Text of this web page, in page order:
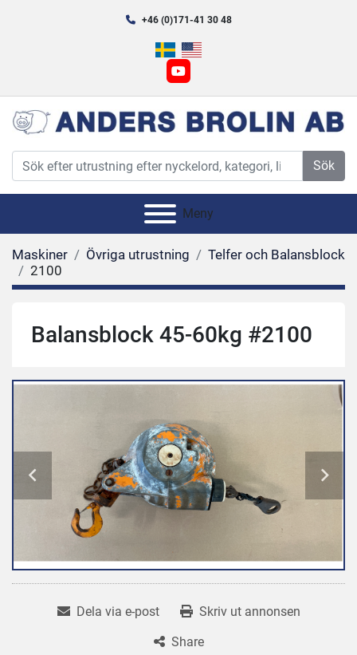
+46 (0)171-41 30 48
youtube
Sök
Meny
Maskiner Övriga utrustning
Telfer och Balansblock
2100
Balansblock 45-60kg #2100
Dela via e-post
Skriv ut annonsen
Share